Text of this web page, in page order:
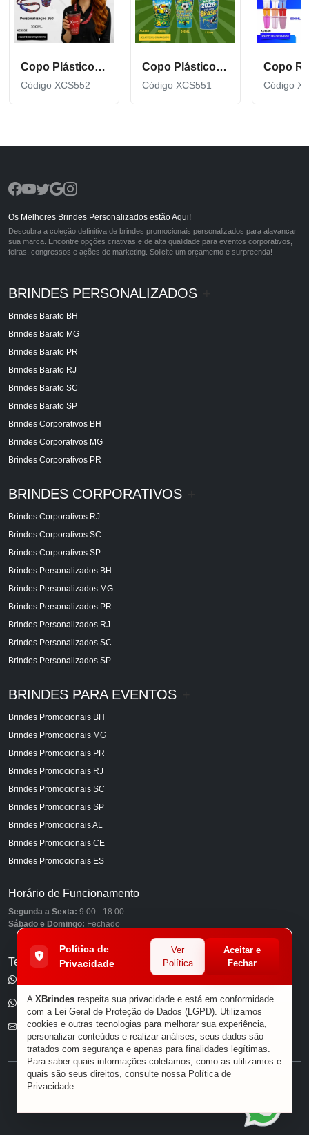
Copo Plástico de 550 ML com Tirante Personalizado XCS552
Código XCS552
Copo Plástico personalizado In Mold Label 360 XCS551
Código XCS551 Código
Os Melhores Brindes Personalizados estão Aqui!
Descubra a coleção definitiva de brindes promocionais personalizados para alavancar
sua marca. Encontre opções criativas e de alta qualidade para eventos corporativos,
feiras, congressos e ações de marketing. Solicite um orçamento e surpreenda!
BRINDES PERSONALIZADOS
Brindes Barato BH
Brindes Barato MG
Brindes Barato PR
Brindes Barato RJ
Brindes Barato SC
Brindes Barato SP
Brindes Corporativos BH
Brindes Corporativos MG
Brindes Corporativos PR
BRINDES CORPORATIVOS
Brindes Corporativos RJ
Brindes Corporativos SC
Brindes Corporativos SP
Brindes Personalizados BH
Brindes Personalizados MG
Brindes Personalizados PR
Brindes Personalizados RJ
Brindes Personalizados SC
Brindes Personalizados SP
BRINDES PARA EVENTOS
Brindes Promocionais BH
Brindes Promocionais MG
Brindes Promocionais PR
Brindes Promocionais RJ
Brindes Promocionais SC
Brindes Promocionais SP
Brindes Promocionais AL
Brindes Promocionais CE
Brindes Promocionais ES
Horário de Funcionamento
Segunda a Sexta: 9:00 - 18:00
Sábado e Domingo: Fechado
Telefones
(11) 96585-7462
E-mail
® XBRINDES
Política de
Privacidade
Ver
Política
Aceitar e
Fechar
A XBrindes respeita sua privacidade e está em conformidade
com a Lei Geral de Proteção de Dados (LGPD). Utilizamos
cookies e outras tecnologias para melhorar sua experiência,
personalizar conteúdos e realizar análises; seus dados são
tratados com segurança e apenas para finalidades legítimas.
Para saber quais informações coletamos, como as utilizamos e
quais são seus direitos, consulte nossa Política de
Privacidade.